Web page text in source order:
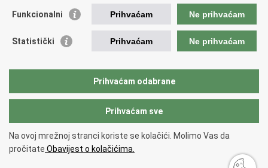
Državnoodvjetničko vijeće
Hrvatska odvjetnička komora
Europski pravosudni portal
Copyright © 2026 Ministarstvo pravosuđa, uprave i digitalne
transformacije Republike Hrvatske.
pristupačnosti.
Funkcionalni Prihvaćam Ne prihvaćam
Statistički Prihvaćam Ne prihvaćam
Prihvaćam odabrane
Prihvaćam sve
Na ovoj mrežnoj stranci koriste se kolačići. Molimo Vas da
pročitate Obavijest o kolačićima.